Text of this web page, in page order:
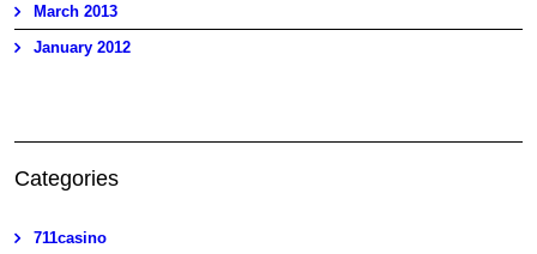
March 2013
January 2012
Categories
711casino